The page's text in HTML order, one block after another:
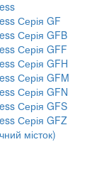
Серія GF
Серія GFB
Серія GFF
Серія GFH
Серія GFM
Серія GFN
Серія GFS
Серія GFZ
місток)